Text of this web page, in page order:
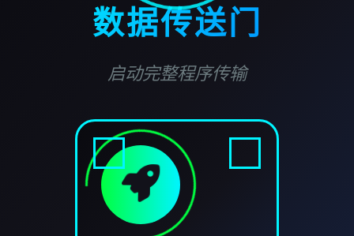
数据传送门
启动完整程序传输